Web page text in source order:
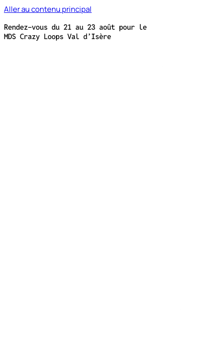
Aller au contenu principal
Rendez-vous du 21 au 23 août pour le
MDS Crazy Loops Val d’Isère